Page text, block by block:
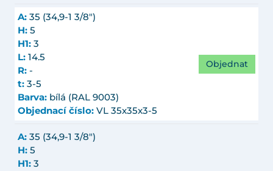
A: 35 (34,9-1 3/8")
H: 5
H1: 3
L: 14.5
R: -
t: 3-5
Barva: bílá (RAL 9003)
Objednací číslo: VL 35x35x3-5
Objednat
A: 35 (34,9-1 3/8")
H: 5
H1: 3